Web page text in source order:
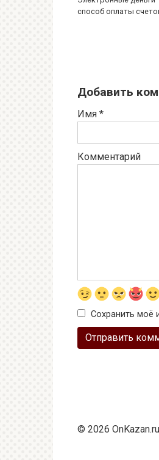
способ оплаты
Добавить
Имя *
Комментарий
Сохранить моё
© 2026 OnKazan.ru